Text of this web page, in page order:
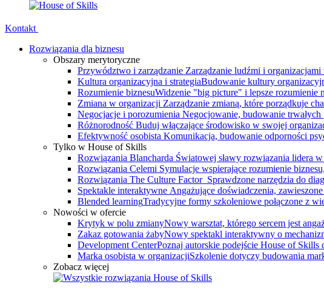
Kontakt
Rozwiązania dla biznesu
Obszary merytoryczne
Przywództwo i zarządzanie Zarządzanie ludźmi i
Kultura organizacyjna i strategiaBudowanie kultury
Rozumienie biznesuWidzenie "big picture" i lepsze rozumienie
Zmiana w organizacji Zarządzanie zmianą, które porządkuje
Negocjacje i porozumienia Negocjowanie, budowanie
Różnorodność Buduj włączające środowisko w swojej
Efektywność osobista Komunikacja, budowanie odporności
Tylko w House of Skills
Rozwiązania Blancharda Światowej sławy rozwiązania lidera
Rozwiązania Celemi Symulacje wspierające rozumienie
Rozwiązania The Culture Factor Sprawdzone narzędzia do
Spektakle interaktywne Angażujące doświadczenia,
Blended learningTradycyjne formy szkoleniowe połączone z
Nowości w ofercie
Krytyk w polu zmianyNowy warsztat, którego sercem jest
Zakaz gotowania żabyNowy spektakl interaktywny o
Development CenterPoznaj autorskie podejście House of
Marka osobista w organizacjiSzkolenie dotyczy budowania
Zobacz więcej